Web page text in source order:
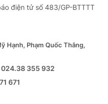
điện tử số 483/GP-BTTTT
Hạnh, Phạm Quốc Thắng,
355 932
671